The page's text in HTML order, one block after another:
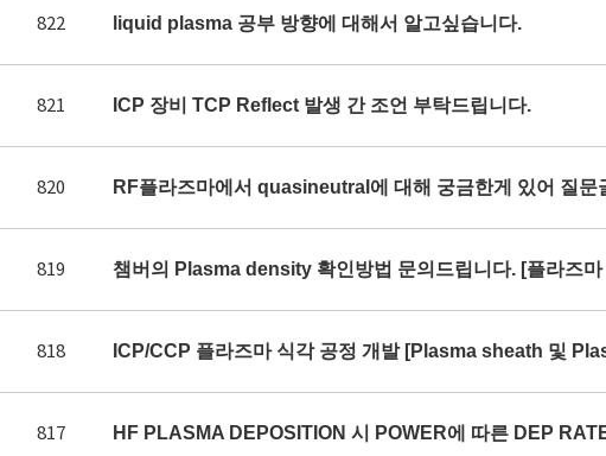
822 liquid plasma 공부 방향에 대해서 알고싶습니다.
821 ICP 장비 TCP Reflect 발생 간 조언 부탁드립니다.
820 RF플라즈마에서 quasineutral에 대해 궁금한게 있어 질
819 챔버의 Plasma density 확인방법 문의드립니다. [플라즈마
818 ICP/CCP 플라즈마 식각 공정 개발 [Plasma sheath 및
817 HF PLASMA DEPOSITION 시 POWER에 따른 DEP